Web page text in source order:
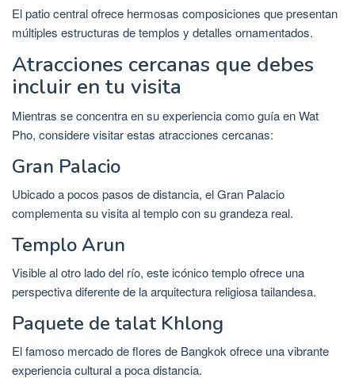
El patio central ofrece hermosas composiciones que presentan
múltiples estructuras de templos y detalles ornamentados.
Atracciones cercanas que debes
incluir en tu visita
Mientras se concentra en su experiencia como guía en Wat
Pho, considere visitar estas atracciones cercanas:
Gran Palacio
Ubicado a pocos pasos de distancia, el Gran Palacio
complementa su visita al templo con su grandeza real.
Templo Arun
Visible al otro lado del río, este icónico templo ofrece una
perspectiva diferente de la arquitectura religiosa tailandesa.
Paquete de talat Khlong
El famoso mercado de flores de Bangkok ofrece una vibrante
experiencia cultural a poca distancia.